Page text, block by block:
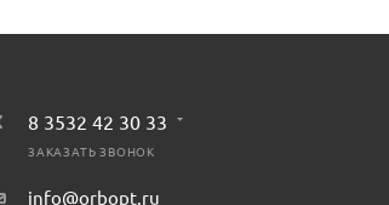
8 3532 42 30 33
ЗАКАЗАТЬ ЗВОНОК
info@orbopt.ru